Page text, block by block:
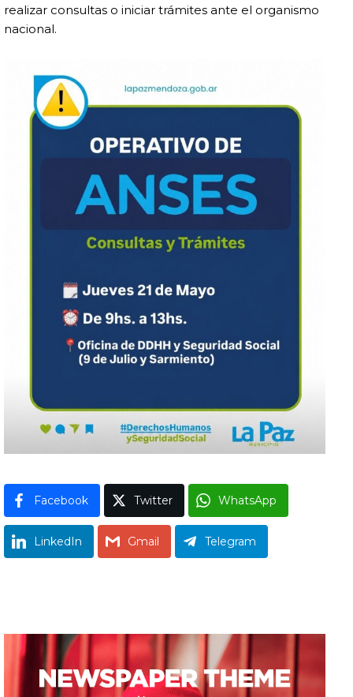
realizar consultas o iniciar trámites ante el organismo
nacional.
Facebook Twitter WhatsApp
LinkedIn Gmail Telegram